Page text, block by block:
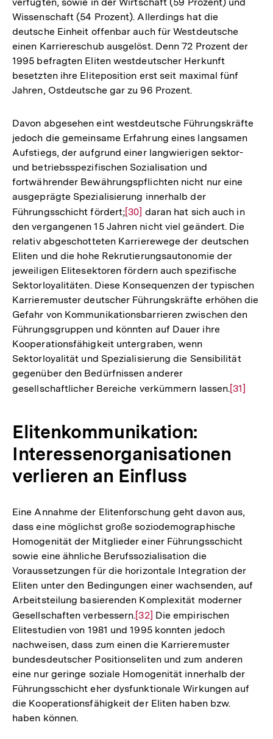
Wissenschaft (54 Prozent). Allerdings hat die
deutsche Einheit offenbar auch für Westdeutsche
einen Karriereschub ausgelöst. Denn 72 Prozent der
1995 befragten Eliten westdeutscher Herkunft
besetzten ihre Eliteposition erst seit maximal fünf
Jahren, Ostdeutsche gar zu 96 Prozent.
Davon abgesehen eint westdeutsche Führungskräfte
jedoch die gemeinsame Erfahrung eines langsamen
Aufstiegs, der aufgrund einer langwierigen sektor-
und betriebsspezifischen Sozialisation und
fortwährender Bewährungspflichten nicht nur eine
ausgeprägte Spezialisierung innerhalb der
Führungsschicht fördert;Zur
Auflösung
der
Fußnote
[30] daran hat sich auch in
den vergangenen 15 Jahren nicht viel geändert. Die
relativ abgeschotteten Karrierewege der deutschen
Eliten und die hohe Rekrutierungsautonomie der
jeweiligen Elitesektoren fördern auch spezifische
Sektorloyalitäten. Diese Konsequenzen der typischen
Karrieremuster deutscher Führungskräfte erhöhen die
Gefahr von Kommunikationsbarrieren zwischen den
Führungsgruppen und könnten auf Dauer ihre
Kooperationsfähigkeit untergraben, wenn
Sektorloyalität und Spezialisierung die Sensibilität
gegenüber den Bedürfnissen anderer
gesellschaftlicher Bereiche verkümmern lassen.Zur
[31]
Elitenkommunikation:
Interessenorganisationen
verlieren an Einfluss
Eine Annahme der Elitenforschung geht davon aus,
dass eine möglichst große soziodemographische
Homogenität der Mitglieder einer Führungsschicht
sowie eine ähnliche Berufssozialisation die
Voraussetzungen für die horizontale Integration der
Eliten unter den Bedingungen einer wachsenden, auf
Arbeitsteilung basierenden Komplexität moderner
Gesellschaften verbessern.Zur
Auflösung
der
Fußnote
[32] Die empirischen
Elitestudien von 1981 und 1995 konnten jedoch
nachweisen, dass zum einen die Karrieremuster
bundesdeutscher Positionseliten und zum anderen
eine nur geringe soziale Homogenität innerhalb der
Führungsschicht eher dysfunktionale Wirkungen auf
die Kooperationsfähigkeit der Eliten haben bzw.
haben können.